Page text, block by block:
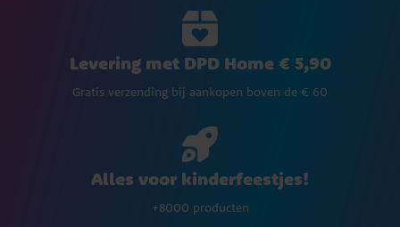
Levering met DPD Home € 5,90
Gratis verzending bij aankopen boven de € 60
Alles voor kinderfeestjes!
+8000 producten